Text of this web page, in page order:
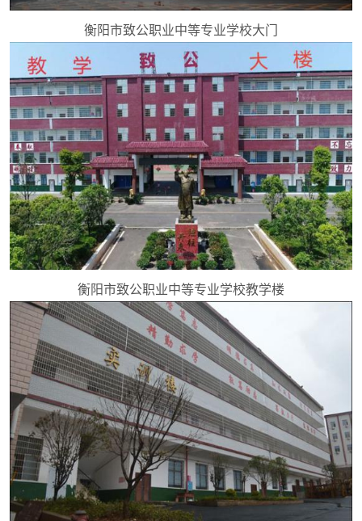
衡阳市致公职业中等专业学校大门
衡阳市致公职业中等专业学校教学楼